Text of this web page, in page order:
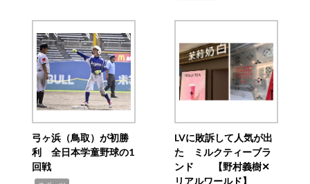
弓ヶ浜（鳥取）が初勝
利 全日本学童野球の1
回戦
LVに敗訴して人気が出
た ミルクティーブラ
ンド 【野村義樹✕
リアルワールド】